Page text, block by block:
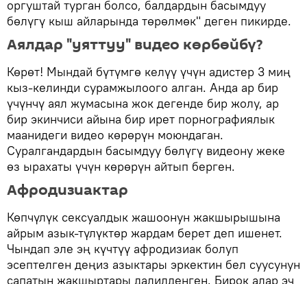
оргуштай турган болсо, балдардын басымдуу
бөлүгү кыш айларында төрөлмөк" деген пикирде.
Аялдар "уяттуу" видео көрбөйбү?
Көрөт! Мындай бүтүмгө келүү үчүн адистер 3 миң
кыз-келинди сурамжылоого алган. Анда ар бир
үчүнчү аял жумасына жок дегенде бир жолу, ар
бир экинчиси айына бир ирет порнографиялык
маанидеги видео көрөрүн моюндаган.
Суралгандардын басымдуу бөлүгү видеону жеке
өз ырахаты үчүн көрөрүн айтып берген.
Афродизиактар
Көпчүлүк сексуалдык жашоонун жакшырышына
айрым азык-түлүктөр жардам берет деп ишенет.
Чындап эле эң күчтүү афродизиак болуп
эсептелген деңиз азыктары эркектин бел суусунун
сапатын жакшыртары далилденген. Бирок алар эч